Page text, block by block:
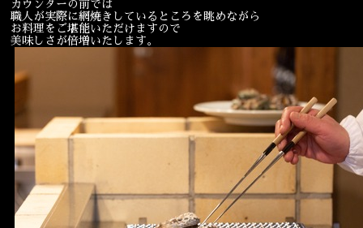
カウンターの前では
職人が実際に網焼きしているところを眺めながら
お料理をご堪能いただけますので
美味しさが倍増いたします。